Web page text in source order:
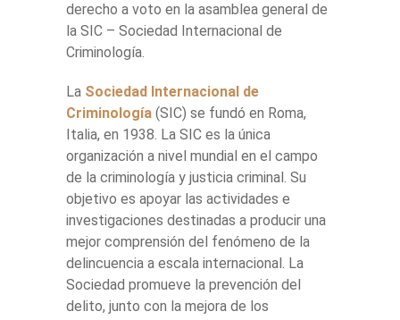
derecho a voto en la asamblea general de
la SIC – Sociedad Internacional de
Criminología.
La Sociedad Internacional de
Criminología (SIC) se fundó en Roma,
Italia, en 1938. La SIC es la única
organización a nivel mundial en el campo
de la criminología y justicia criminal. Su
objetivo es apoyar las actividades e
investigaciones destinadas a producir una
mejor comprensión del fenómeno de la
delincuencia a escala internacional. La
Sociedad promueve la prevención del
delito, junto con la mejora de los